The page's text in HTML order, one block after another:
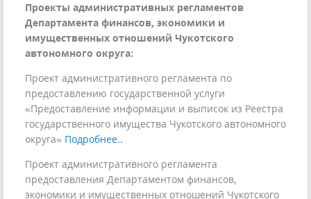
Проекты административных регламентов
Департамента финансов, экономики и
имущественных отношений Чукотского
автономного округа:
Проект административного регламента по
предоставлению государственной услуги
«Предоставление информации и выписок из Реестра
государственного имущества Чукотского автономного
округа» Подробнее..
Проект административного регламента
предоставления Департаментом финансов,
экономики и имущественных отношений Чукотского